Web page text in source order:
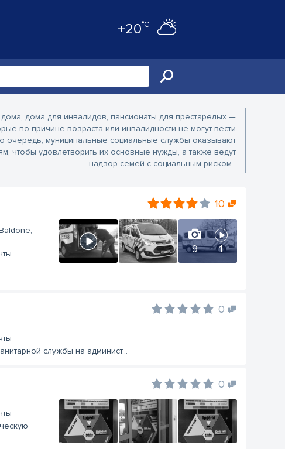
+20°C
дома для инвалидов, пансионаты для престарелых —
по причине возраста или инвалидности не могут вести
очередь, муниципальные социальные службы оказывают
чтобы удовлетворить их основные нужды, а также ведут
надзор семей с социальным риском.
10
9 1
0
службы на админист...
0